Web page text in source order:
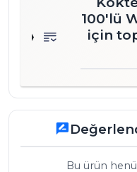
100'lü
için
rate_review
Bu ürün